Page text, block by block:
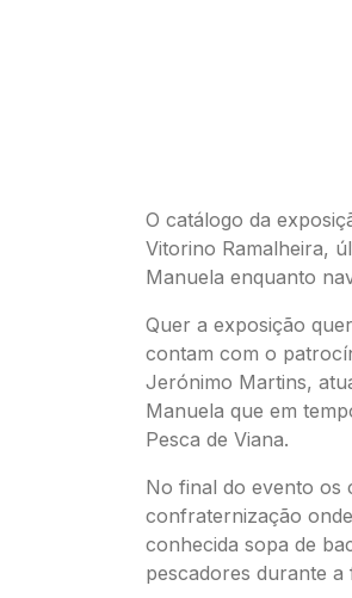
O catálogo da
Vitorino Ramalheira,
Manuela enquanto
Quer a exposição
contam com o
Jerónimo Martins,
Manuela que em
Pesca de Viana.
No final do evento os
confraternização
conhecida sopa de
pescadores durante a